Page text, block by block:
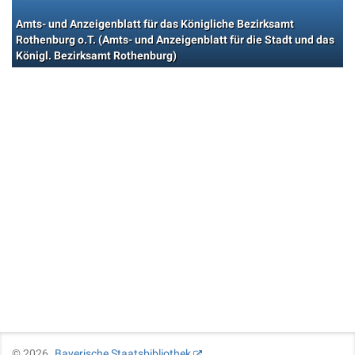
Amts- und Anzeigenblatt für das Königliche Bezirksamt
Rothenburg o.T. (Amts- und Anzeigenblatt für die Stadt und das
Königl. Bezirksamt Rothenburg)